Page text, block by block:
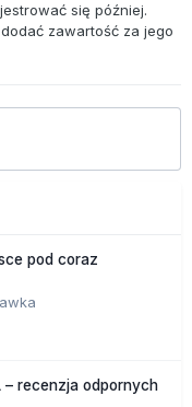
się później.
zawartość za jego
pod coraz
– recenzja odpornych